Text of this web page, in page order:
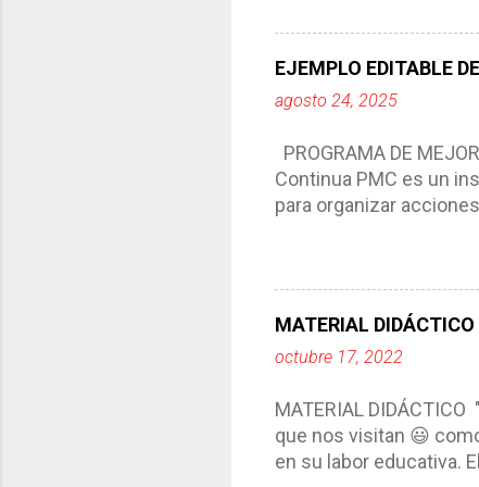
Tiene un carácter
interacción de otros
EJEMPLO EDITABLE
agosto 24, 2025
PROGRAMA DE
Continua PMC es un
para organizar
concreta y realista
problemáticas
PROGRAMA DE
comunidad educativa.
estrategia de c...
MATERIAL
octubre 17, 2022
MATERIAL
que nos visitan 😃
en su labor educativa.